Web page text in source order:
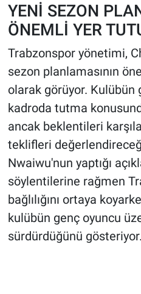
YENİ SEZON
ÖNEMLİ YER
Trabzonspor yönetimi,
sezon planlamasının
olarak görüyor. Kulübün
kadroda tutma
ancak beklentileri
teklifleri
Nwaiwu'nun yaptığı
söylentilerine rağmen
bağlılığını ortaya
kulübün genç oyuncu
sürdürdüğünü gösteriyor.